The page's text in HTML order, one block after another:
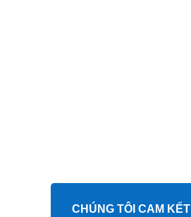
CHÚNG TÔI CAM KẾT